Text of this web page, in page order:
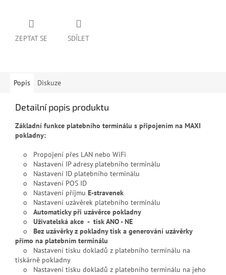
ZEPTAT SE SDÍLET
Popis Diskuze
Detailní popis produktu
Základní funkce platebního terminálu s připojením na MAXI
pokladny:
o Propojení přes LAN nebo WiFi
o Nastavení IP adresy platebního terminálu
o Nastavení ID platebního terminálu
o Nastavení POS ID
o Nastavení příjmu E-stravenek
o Nastavení uzávěrek platebního terminálu
o Automaticky při uzávěrce pokladny
o Uživatelská akce - tisk ANO - NE
o Bez uzávěrky z pokladny tisk a generování uzávěrky
přímo na platebním terminálu
o Nastavení tisku dokladů z platebního terminálu na
tiskárně pokladny
o Nastavení tisku dokladů z platebního terminálu na jeho